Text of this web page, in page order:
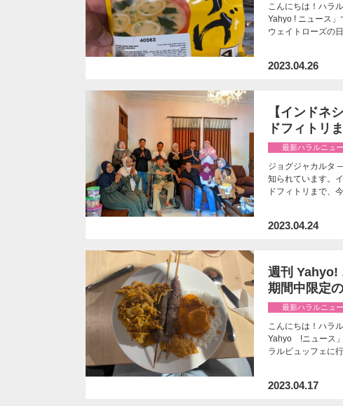
こんにちは！ハラ
Yahyo ! ニュース
ウェイトローズの
2023.04.26
【インドネ
ドフィトリ
最新ハラルニュ
ジョグジャカルタ
知られています。
ドフィトリまで、
2023.04.24
週刊 Yahyo!
期間中限定
最新ハラルニュ
こんにちは！ハラ
Yahyo !ニュース」
ラルビュッフェに
2023.04.17